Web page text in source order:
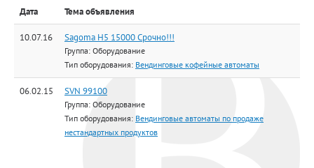
Дата Тема объявления
10.07.16 Sagoma H5 15000 Срочно!!!
Группа: Оборудование
Тип оборудования: Вендинговые кофейные автоматы
06.02.15 SVN 99100
Группа: Оборудование
Тип оборудования: Вендинговые автоматы по продаже
нестандартных продуктов